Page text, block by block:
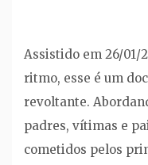
Assistido em 26/01/
ritmo, esse é um
revoltante.
padres, vítimas e
cometidos pelos